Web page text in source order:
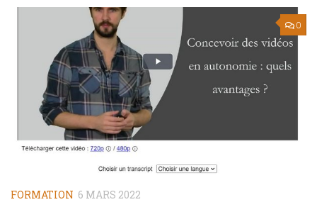
0
FORMATION 6 MARS 2022